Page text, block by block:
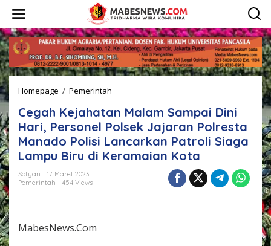
w
a
t
i
k
e
k
o
n
t
e
n
Homepage / Pemerintah
g
a
h
K
e
Cegah Kejahatan Malam Sampai Dini
Hari, Personel Polsek Jajaran Polresta
Manado Polisi Lancarkan Patroli Siaga
Lampu Biru di Keramaian Kota
Sofyan
17 Maret 2023
Pemerintah
454 Views
MabesNews.Com